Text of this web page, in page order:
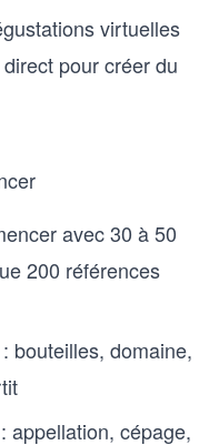
virtuelles
pour créer du
avec 30 à 50
200 références
: bouteilles, domaine,
: appellation, cépage,